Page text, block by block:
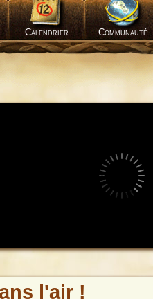
Calendrier Communauté
l'air !